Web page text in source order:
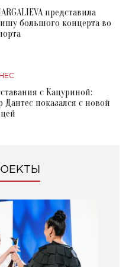
представила
большого концерта во
с Кацуриной:
показался с новой